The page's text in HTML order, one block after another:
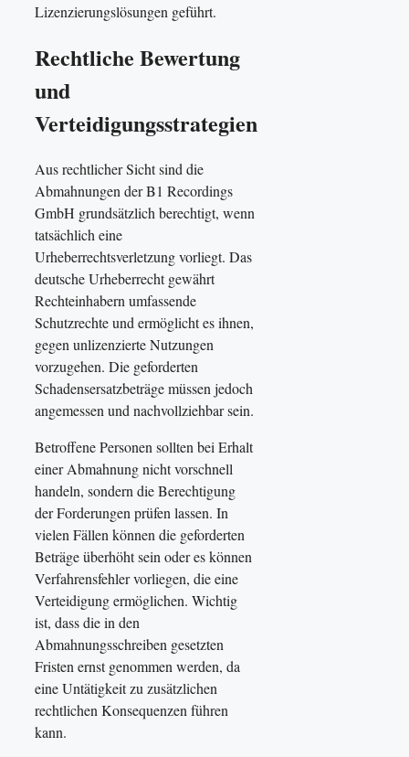
Lizenzierungslösungen geführt.
Rechtliche Bewertung
und
Verteidigungsstrategien
Aus rechtlicher Sicht sind die
Abmahnungen der B1 Recordings
GmbH grundsätzlich berechtigt, wenn
tatsächlich eine
Urheberrechtsverletzung vorliegt. Das
deutsche Urheberrecht gewährt
Rechteinhabern umfassende
Schutzrechte und ermöglicht es ihnen,
gegen unlizenzierte Nutzungen
vorzugehen. Die geforderten
Schadensersatzbeträge müssen jedoch
angemessen und nachvollziehbar sein.
Betroffene Personen sollten bei Erhalt
einer Abmahnung nicht vorschnell
handeln, sondern die Berechtigung
der Forderungen prüfen lassen. In
vielen Fällen können die geforderten
Beträge überhöht sein oder es können
Verfahrensfehler vorliegen, die eine
Verteidigung ermöglichen. Wichtig
ist, dass die in den
Abmahnungsschreiben gesetzten
Fristen ernst genommen werden, da
eine Untätigkeit zu zusätzlichen
rechtlichen Konsequenzen führen
kann.